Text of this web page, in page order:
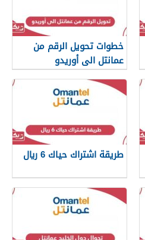
خطوات تحويل الرقم من
عمانتل الى أوريدو
طريقة اشتراك حياك 6 ريال